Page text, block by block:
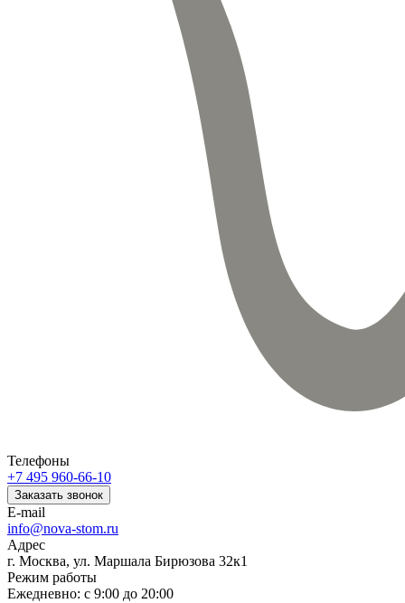
Телефоны
+7 495 960-66-10
Заказать звонок
E-mail
info@nova-stom.ru
Адрес
г. Москва, ул. Маршала Бирюзова 32к1
Режим работы
Ежедневно: с 9:00 до 20:00